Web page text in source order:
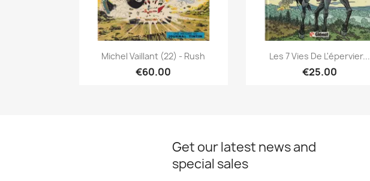
Quick view
Michel Vaillant (22) - Rush
€60.00
Quick view
Les 7 Vies De L'épervier...
€25.00
Get our latest news and
special sales